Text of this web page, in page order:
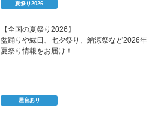
夏祭り2026
【全国の夏祭り2026】
盆踊りや縁日、七夕祭り、納涼祭など2026年
夏祭り情報をお届け！
屋台あり